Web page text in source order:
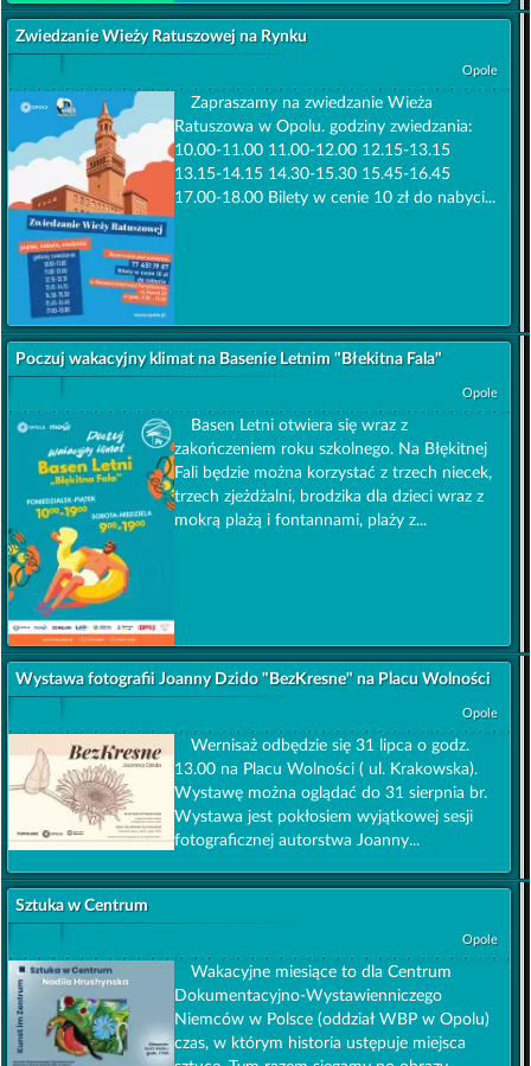
Zwiedzanie Wieży Ratuszowej na Rynku
Opole
Zapraszamy na zwiedzanie Wieża
Ratuszowa w Opolu. godziny zwiedzania:
10.00-11.00 11.00-12.00 12.15-13.15
13.15-14.15 14.30-15.30 15.45-16.45
17.00-18.00 Bilety w cenie 10 zł do nabyci...
Poczuj wakacyjny klimat na Basenie Letnim "Błekitna Fala"
Opole
Basen Letni otwiera się wraz z
zakończeniem roku szkolnego. Na Błękitnej
Fali będzie można korzystać z trzech niecek,
trzech zjeżdżalni, brodzika dla dzieci wraz z
mokrą plażą i fontannami, plaży z...
Wystawa fotografii Joanny Dzido "BezKresne" na Placu Wolności
Opole
Wernisaż odbędzie się 31 lipca o godz.
13.00 na Placu Wolności ( ul. Krakowska).
Wystawę można oglądać do 31 sierpnia br.
Wystawa jest pokłosiem wyjątkowej sesji
fotograficznej autorstwa Joanny...
Sztuka w Centrum
Opole
Wakacyjne miesiące to dla Centrum
Dokumentacyjno-Wystawienniczego
Niemców w Polsce (oddział WBP w Opolu)
czas, w którym historia ustępuje miejsca